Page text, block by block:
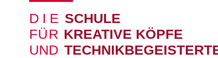
DIE SCHULE
FÜR KREATIVE KÖPFE
UND